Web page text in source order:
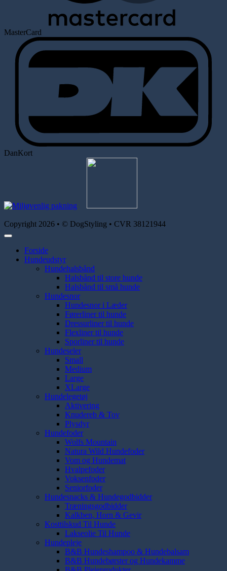
MasterCard
DanKort
Copyright 2026 • © DogStyling • CVR 38121944
Forside
Hundeudstyr
Hundehalsbånd
Halsbånd til store hunde
Halsbånd til små hunde
Hundesnor
Hundesnor i Læder
Førerliner til hunde
Dressurliner til hunde
Flexliner til hunde
Sporliner til hunde
Hundeseler
Small
Medium
Large
XLarge
Hundelegetøj
Aktivering
Knudereb & Tov
Plysdyr
Hundefoder
Wolfs Mountain
Natura Wild Hundefoder
Vom og Hundemat
Hvalpefoder
Voksenfoder
Seniorfoder
Hundesnacks & Hundegodbidder
Træningsgodbidder
Kalkben, Horn & Gevir
Kosttilskud Til Hunde
Lakseolie Til Hunde
Hundepleje
B&B Hundeshampoo & Hundebalsam
B&B Hundebørster og Hundekamme